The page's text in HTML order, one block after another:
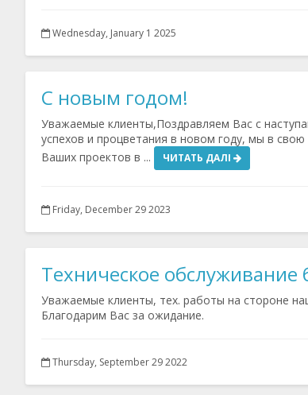
Wednesday, January 1 2025
C новым годом!
Уважаемые клиенты,Поздравляем Вас с
успехов и процветания в новом году, мы в
Ваших проектов в ...
ЧИТАТЬ ДАЛІ
Friday, December 29 2023
Техническое
Уважаемые клиенты, тех. работы на стороне
Благодарим Вас за ожидание.
Thursday, September 29 2022